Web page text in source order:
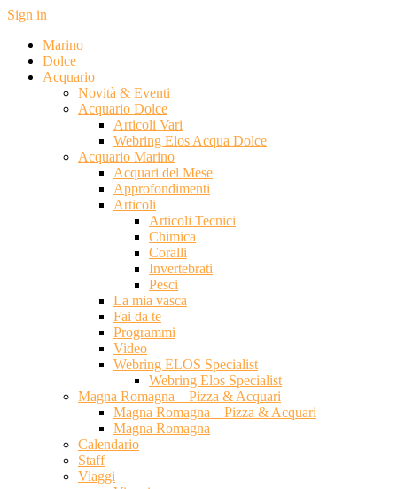
Sign in
Marino
Dolce
Acquario
Novità & Eventi
Acquario Dolce
Articoli Vari
Webring Elos Acqua Dolce
Acquario Marino
Acquari del Mese
Approfondimenti
Articoli
Articoli Tecnici
Chimica
Coralli
Invertebrati
Pesci
La mia vasca
Fai da te
Programmi
Video
Webring ELOS Specialist
Webring Elos Specialist
Magna Romagna – Pizza & Acquari
Magna Romagna – Pizza & Acquari
Magna Romagna
Calendario
Staff
Viaggi